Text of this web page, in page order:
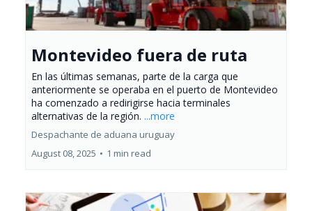
Montevideo fuera de ruta
En las últimas semanas, parte de la carga que
anteriormente se operaba en el puerto de Montevideo
ha comenzado a redirigirse hacia terminales
alternativas de la región. ...more
Despachante de aduana uruguay
August 08, 2025 • 1 min read